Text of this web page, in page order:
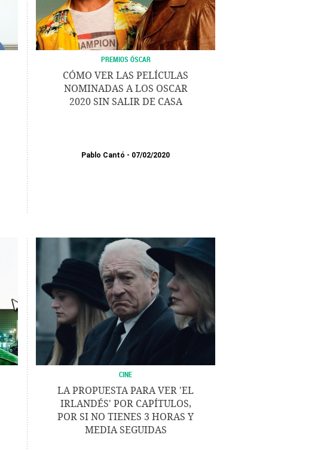
PREMIOS ÓSCAR
CÓMO VER LAS PELÍCULAS
NOMINADAS A LOS OSCAR
2020 SIN SALIR DE CASA
Pablo Cantó 07/02/2020
CINE
LA PROPUESTA PARA VER 'EL
IRLANDÉS' POR CAPÍTULOS,
POR SI NO TIENES 3 HORAS Y
MEDIA SEGUIDAS